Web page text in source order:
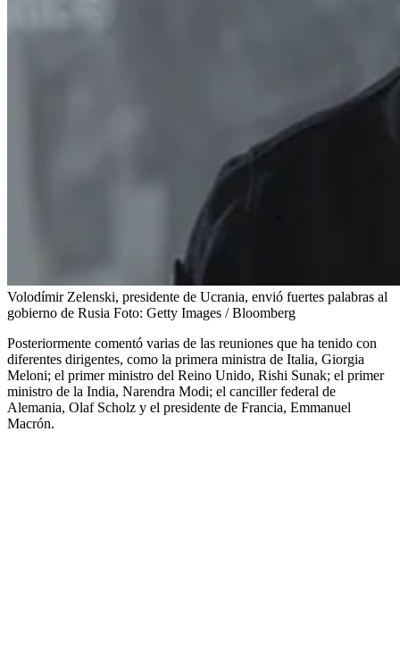
Volodímir Zelenski, presidente de Ucrania, envió fuertes palabras al
gobierno de Rusia Foto: Getty Images / Bloomberg
Posteriormente comentó varias de las reuniones que ha tenido con
diferentes dirigentes, como la primera ministra de Italia, Giorgia
Meloni; el primer ministro del Reino Unido, Rishi Sunak; el primer
ministro de la India, Narendra Modi; el canciller federal de
Alemania, Olaf Scholz y el presidente de Francia, Emmanuel
Macrón.